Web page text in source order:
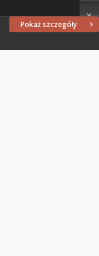
Pokaż szczegóły